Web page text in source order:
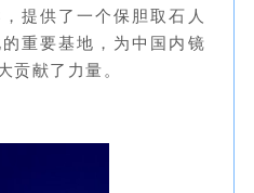
提供了一个保胆取石人
重要基地，为中国内镜
贡献了力量。